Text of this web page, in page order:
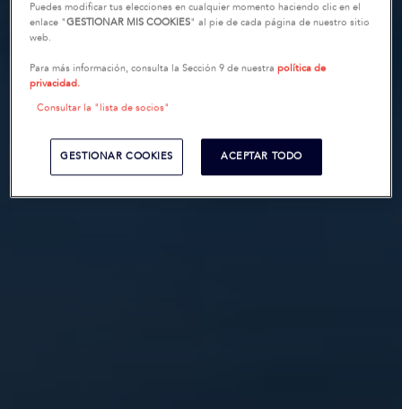
Puedes modificar tus elecciones en cualquier momento haciendo clic en el
enlace "GESTIONAR MIS COOKIES" al pie de cada página de nuestro sitio
web.
Para más información, consulta la Sección 9 de nuestrapolítica de
privacidad.
Consultar la "lista de socios"
GESTIONAR COOKIES ACEPTAR TODO